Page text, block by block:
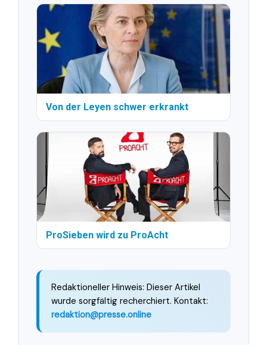
Von der Leyen schwer erkrankt
ProSieben wird zu ProAcht
Redaktioneller Hinweis: Dieser Artikel
wurde sorgfältig recherchiert. Kontakt:
redaktion@presse.online